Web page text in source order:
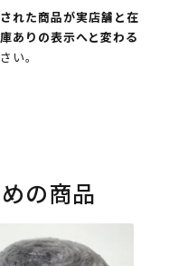
れた商品が実店舗と在
ありの表示へと変わる
い。
の商品